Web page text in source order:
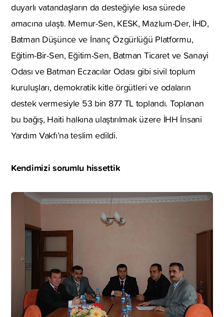
duyarlı vatandaşların da desteğiyle kısa sürede
amacına ulaştı. Memur-Sen, KESK, Mazlum-Der, İHD,
Batman Düşünce ve İnanç Özgürlüğü Platformu,
Eğitim-Bir-Sen, Eğitim-Sen, Batman Ticaret ve Sanayi
Odası ve Batman Eczacılar Odası gibi sivil toplum
kuruluşları, demokratik kitle örgütleri ve odaların
destek vermesiyle 53 bin 877 TL toplandı. Toplanan
bu bağış, Haiti halkına ulaştırılmak üzere İHH İnsani
Yardım Vakfı’na teslim edildi.
Kendimizi sorumlu hissettik